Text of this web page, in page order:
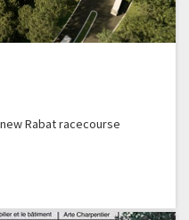
Rabat racecourse